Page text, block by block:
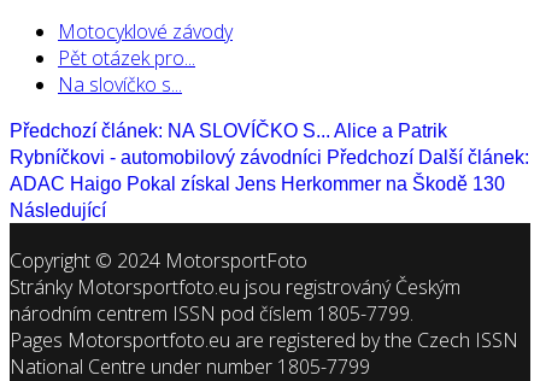
Motocyklové závody
Pět otázek pro...
Na slovíčko s...
Předchozí článek: NA SLOVÍČKO S... Alice a Patrik
Rybníčkovi - automobilový závodníci Předchozí Další článek:
ADAC Haigo Pokal získal Jens Herkommer na Škodě 130
Následující
Copyright © 2024 MotorsportFoto
Stránky Motorsportfoto.eu jsou registrováný Českým
národním centrem ISSN pod číslem 1805-7799.
Pages Motorsportfoto.eu are registered by the Czech ISSN
National Centre under number 1805-7799